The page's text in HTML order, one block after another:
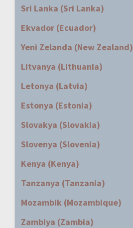
Sri Lanka (Sri Lanka)
Ekvador (Ecuador)
Yeni Zelanda (New Zealand)
Litvanya (Lithuania)
Letonya (Latvia)
Estonya (Estonia)
Slovakya (Slovakia)
Slovenya (Slovenia)
Kenya (Kenya)
Tanzanya (Tanzania)
Mozambik (Mozambique)
Zambiya (Zambia)